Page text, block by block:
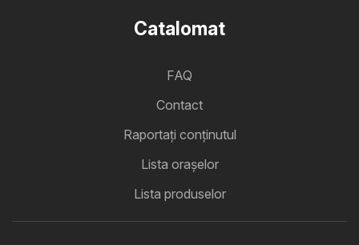
Catalomat
FAQ
Contact
Raportați conținutul
Lista oraşelor
Lista produselor